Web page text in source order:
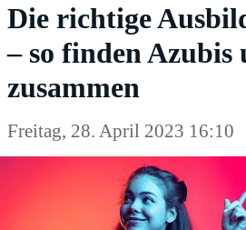
Die richtige
– so finden
zusammen
Freitag, 28. April 2023 16:10